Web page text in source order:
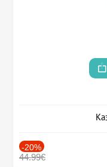
-20%
44.99€